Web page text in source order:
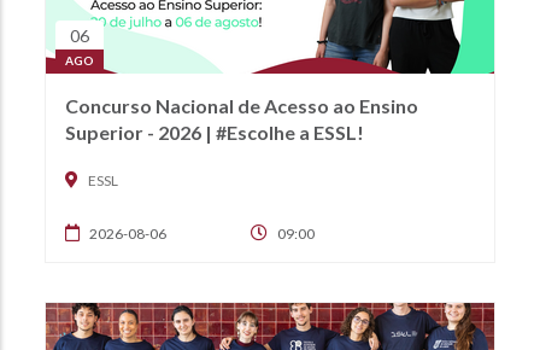
06
AGO
Concurso Nacional de Acesso ao Ensino
Superior - 2026 | #Escolhe a ESSL!
ESSL
2026-08-06 09:00